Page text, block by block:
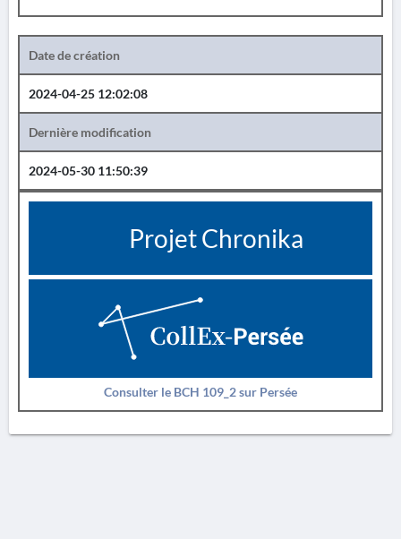
Date de création
2024-04-25 12:02:08
Dernière modification
2024-05-30 11:50:39
Projet Chronika
Consulter le BCH 109_2 sur Persée